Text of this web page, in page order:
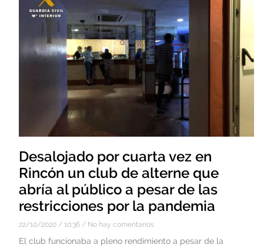
Desalojado por cuarta vez en
Rincón un club de alterne que
abría al público a pesar de las
restricciones por la pandemia
22/10/2020 10:36 No hay comentarios
El club funcionaba a pleno rendimiento a pesar de la